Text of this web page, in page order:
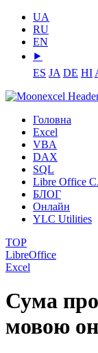
UA
RU
EN
⯈
ES JA DE HI
Головна
Excel
VBA
DAX
SQL
Libre Office
БЛОГ
Онлайн
YLC Utilities
TOP
LibreOffice
Excel
Сума
мовою